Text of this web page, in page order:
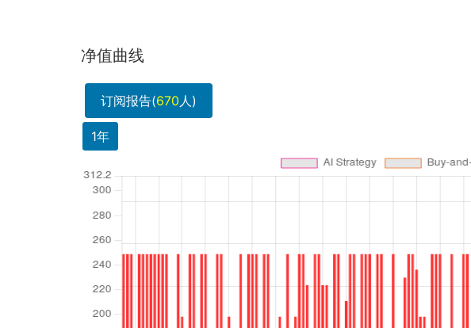
净值曲线
订阅报告(670人)
1年